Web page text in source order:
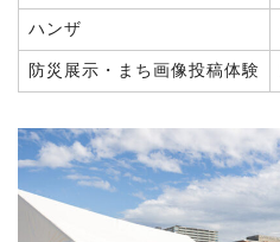
ハンザ
防災展示・まち画像投稿体験